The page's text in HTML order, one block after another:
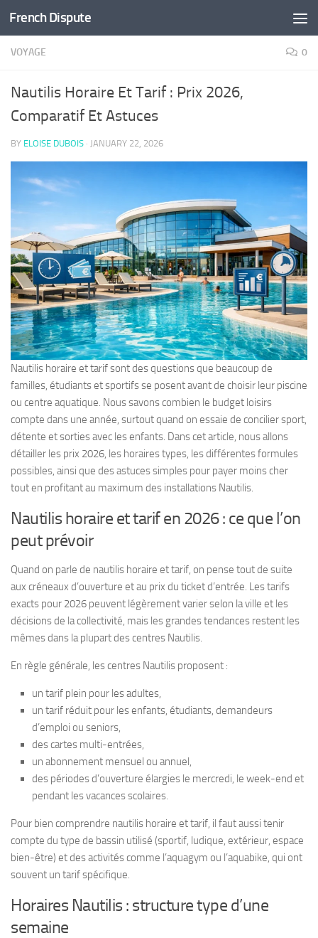
Skip to content
French Dispute
VOYAGE 0
Nautilis Horaire Et Tarif : Prix 2026,
Comparatif Et Astuces
BY ELOISE DUBOIS · JANUARY 22, 2026
Nautilis horaire et tarif sont des questions que beaucoup de
familles, étudiants et sportifs se posent avant de choisir leur piscine
ou centre aquatique. Nous savons combien le budget loisirs
compte dans une année, surtout quand on essaie de concilier sport,
détente et sorties avec les enfants. Dans cet article, nous allons
détailler les prix 2026, les horaires types, les différentes formules
possibles, ainsi que des astuces simples pour payer moins cher
tout en profitant au maximum des installations Nautilis.
Nautilis horaire et tarif en 2026 : ce que l’on
peut prévoir
Quand on parle de nautilis horaire et tarif, on pense tout de suite
aux créneaux d’ouverture et au prix du ticket d’entrée. Les tarifs
exacts pour 2026 peuvent légèrement varier selon la ville et les
décisions de la collectivité, mais les grandes tendances restent les
mêmes dans la plupart des centres Nautilis.
En règle générale, les centres Nautilis proposent :
un tarif plein pour les adultes,
un tarif réduit pour les enfants, étudiants, demandeurs
d’emploi ou seniors,
des cartes multi-entrées,
un abonnement mensuel ou annuel,
des périodes d’ouverture élargies le mercredi, le week-end et
pendant les vacances scolaires.
Pour bien comprendre nautilis horaire et tarif, il faut aussi tenir
compte du type de bassin utilisé (sportif, ludique, extérieur, espace
bien-être) et des activités comme l’aquagym ou l’aquabike, qui ont
souvent un tarif spécifique.
Horaires Nautilis : structure type d’une
semaine